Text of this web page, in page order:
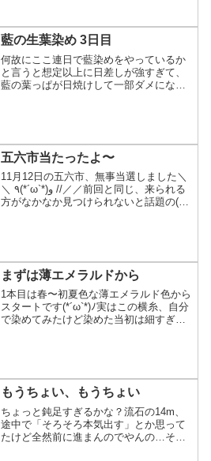
藍の生葉染め 3日目
何故にここ連日で藍染めをやっているか
と言うと想定以上に日差しが強すぎて、
藍の葉っぱが日焼けして一部ダメになっ
五六市当たったよ〜
11月12日の五六市、無事当選しました＼
＼ ٩(*´ω`*)و //／／前回と同じ、来られる
方がなかなか見つけられないと話題の(笑)
まずは薄エメラルドから
1本目は春〜初夏色な薄エメラルド色から
スタートです(*´ω`*)ﾉ実はこの横糸、自分
で染めてみたけど染めた当初は細すぎて
もうちょい、もうちょい
ちょっと鈍足すぎるかな？流石の14m、
途中で「そろそろ本気出す」とか思って
たけど全然前に進まんのでやんの…それ